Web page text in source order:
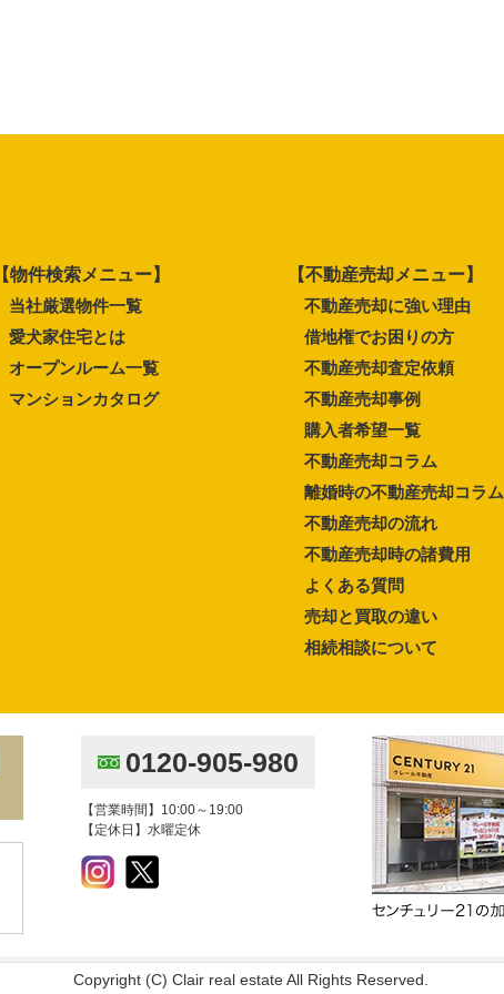
【物件検索メニュー】
当社厳選物件一覧
愛犬家住宅とは
オープンルーム一覧
マンションカタログ
【不動産売却メニュー】
不動産売却に強い理由
借地権でお困りの方
不動産売却査定依頼
不動産売却事例
購入者希望一覧
不動産売却コラム
離婚時の不動産売却コラム
不動産売却の流れ
不動産売却時の諸費用
よくある質問
売却と買取の違い
相続相談について
0120-905-980
【営業時間】10:00～19:00
【定休日】水曜定休
Copyright (C) Clair real estate All Rights Reserved.